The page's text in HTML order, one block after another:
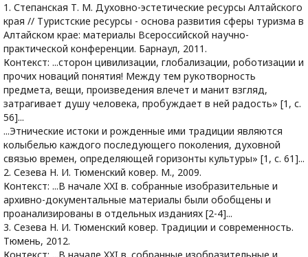
1. Степанская Т. М. Духовно-эстетические ресурсы Алтайского
края // Туристские ресурсы - основа развития сферы туризма в
Алтайском крае: материалы Всероссийской научно-
практической конференции. Барнаул, 2011.
Контекст: ...сторон цивилизации, глобализации, роботизации и
прочих новаций понятия! Между тем рукотворность
предмета, вещи, произведения влечет и манит взгляд,
затрагивает душу человека, пробуждает в ней радость» [1, с.
56]...
...Этнические истоки и рожденные ими традиции являются
колыбелью каждого последующего поколения, духовной
связью времен, определяющей горизонты культуры» [1, с. 61]...
2. Сезева Н. И. Тюменский ковер. М., 2009.
Контекст: ...В начале XXI в. собранные изобразительные и
архивно-документальные материалы были обобщены и
проанализированы в отдельных изданиях [2-4]...
3. Сезева Н. И. Тюменский ковер. Традиции и современность.
Тюмень, 2012.